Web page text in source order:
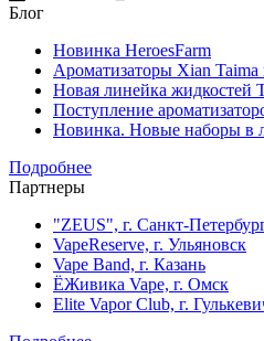
Блог
Новинка HeroesFarm
Ароматизаторы Xian Taima
Новая линейка жидкостей
Поступление
Новинка. Новые наборы в
Подробнее
Партнеры
"ZEUS", г. Санкт-
VapeReserve, г. Ульяновск
Vape Band, г. Казань
ЁЖивика Vape, г. Омск
Elite Vapor Club, г.